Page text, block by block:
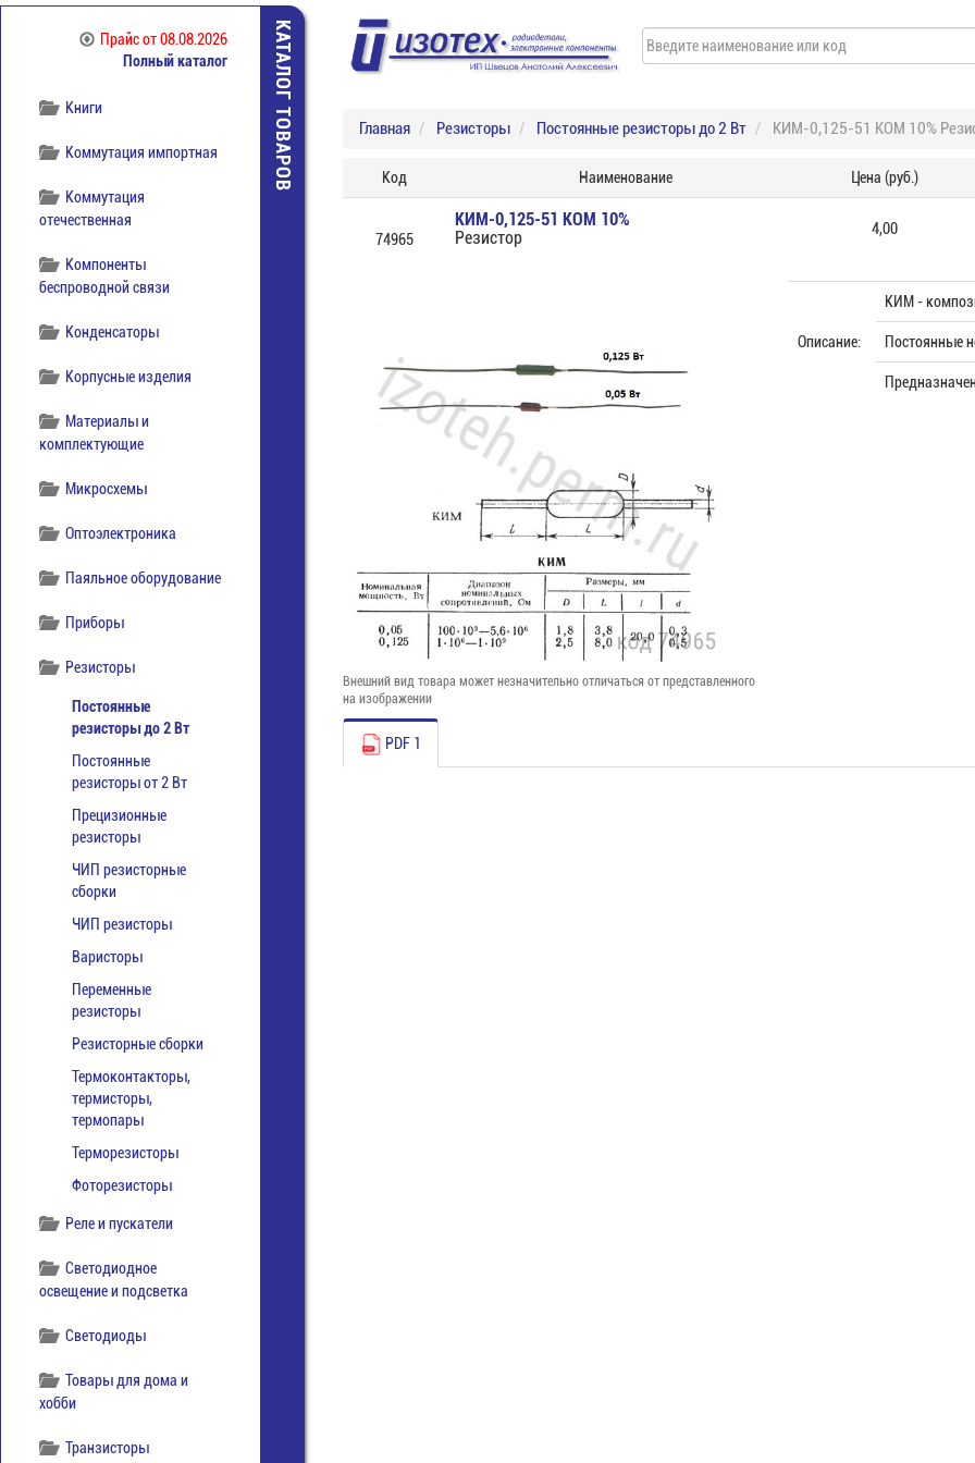
Прайсот 08.08.2026
Полный каталог
Кабельная продукция
Книги
Коммутация импортная
Коммутация
отечественная
Компоненты
беспроводной связи
Конденсаторы
Корпусные изделия
Материалы и
комплектующие
Микросхемы
Оптоэлектроника
Паяльное оборудование
Приборы
Резисторы
Постоянные
резисторы до 2 Вт
Постоянные
резисторы от 2 Вт
Прецизионные
резисторы
ЧИП резисторные
сборки
ЧИП резисторы
Варисторы
Переменные
резисторы
Резисторные сборки
Термоконтакторы,
термисторы,
термопары
Терморезисторы
Фоторезисторы
Реле и пускатели
Светодиодное
освещение и подсветка
Светодиоды
Товары для дома и
хобби
Транзисторы
КАТАЛОГ ТОВАРОВ Главная Резисторы Постоянные резисторы до 2 Вт КИМ-0,125-51 КОМ 10%
Код Наименование Цена (руб.)
74965
КИМ-0,125-51 КОМ 10%
Резистор
4,00
Внешний вид товара может незначительно отличаться от представленного
на изображении
Описание:
КИМ -
Постоянные
PDF 1